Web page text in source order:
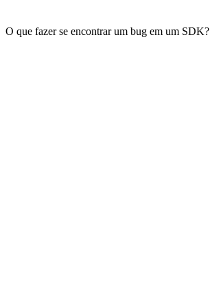
O que fazer se encontrar um bug em um SDK?